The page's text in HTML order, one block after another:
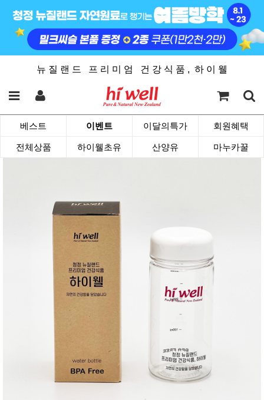
뉴 질 랜 드 프 리 미 엄 건 강 식 품 , 하 이 웰
베스트 이벤트 이달의특가 회원혜택
전체상품 하이웰초유 산양유 마누카꿀